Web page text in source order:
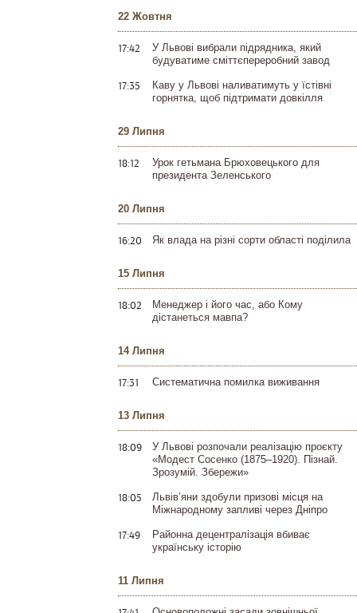
22 Жовтня
17:42
У Львові вибрали підрядника, який
будуватиме сміттєпереробний завод
17:35
Каву у Львові наливатимуть у їстівні
горнятка, щоб підтримати довкілля
29 Липня
18:12
Урок гетьмана Брюховецького для
президента Зеленського
20 Липня
16:20 Як влада на різні сорти області поділила
15 Липня
18:02
Менеджер і його час, або Кому
дістанеться мавпа?
14 Липня
17:31 Систематична помилка виживання
13 Липня
18:09
У Львові розпочали реалізацію проєкту
«Модест Сосенко (1875–1920). Пізнай.
Зрозумій. Збережи»
18:05
Львів’яни здобули призові місця на
Міжнародному запливі через Дніпро
17:49
Районна децентралізація вбиває
українську історію
11 Липня